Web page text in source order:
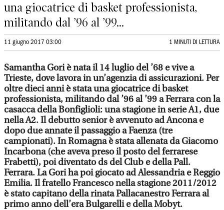
una giocatrice di basket professionista,
militando dal ’96 al ’99...
11 giugno 2017 03:00 1 MINUTI DI LETTURA
Samantha Gori è nata il 14 luglio del ’68 e vive a
Trieste, dove lavora in un’agenzia di assicurazioni. Per
oltre dieci anni è stata una giocatrice di basket
professionista, militando dal ’96 al ’99 a Ferrara con la
casacca della Bonfiglioli: una stagione in serie A1, due
nella A2. Il debutto senior è avvenuto ad Ancona e
dopo due annate il passaggio a Faenza (tre
campionati). In Romagna è stata allenata da Giacomo
Incarbona (che aveva preso il posto del ferrarese
Frabetti), poi diventato ds del Club e della Pall.
Ferrara. La Gori ha poi giocato ad Alessandria e Reggio
Emilia. Il fratello Francesco nella stagione 2011/2012
è stato capitano della rinata Pallacanestro Ferrara al
primo anno dell’era Bulgarelli e della Mobyt.